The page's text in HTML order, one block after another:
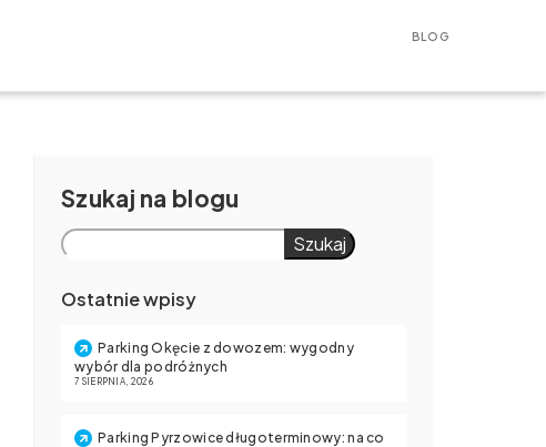
BLOG
Szukaj
Szukaj
Ostatnie wpisy
Parking Okęcie z dowozem: wygodny
wybór dla podróżnych
7 SIERPNIA, 2026
Parking Pyrzowice długoterminowy: na co